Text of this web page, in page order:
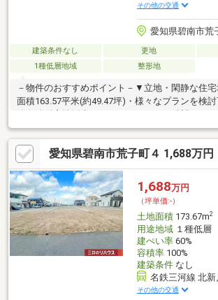
その他の交通
愛知県碧南市荒
建築条件なし 更地
1種低層地域
整形地
－物件のおすすめポイント－▼立地・閑静な住
面積163.57平米(約49.47坪)・様々なプランを検討
築条件付宅地販売ではありません・ご希望のハウ
務店を選択可能・前面道路は南西側幅員約4mの
8.8m▼周辺環境・スーパー「バロー碧南城山店
500m)・スギ薬局碧南城山店 徒歩5分(約340m)・
碧南緑町2丁目店 徒歩6分(約470m)※敷地の一部
希望の住まい探しをお手伝いします ━━━━━・
細・ご相談はお気軽にお問い合わせください。
愛知県碧南市荒子町４ 1,688万円
1,688万円
（坪単価:-）
土地面積173.67m2
用途地域１種低層
建ぺい率60%
容積率100%
建築条件なし
名鉄三河線 北
その他の交通